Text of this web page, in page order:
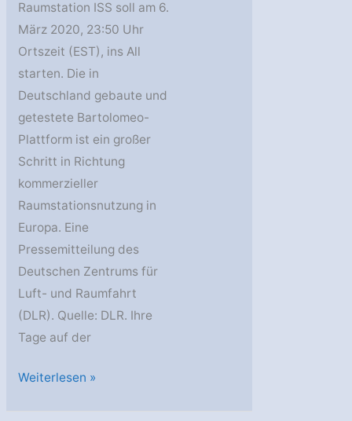
Raumstation ISS soll am 6.
März 2020, 23:50 Uhr
Ortszeit (EST), ins All
starten. Die in
Deutschland gebaute und
getestete Bartolomeo-
Plattform ist ein großer
Schritt in Richtung
kommerzieller
Raumstationsnutzung in
Europa. Eine
Pressemitteilung des
Deutschen Zentrums für
Luft- und Raumfahrt
(DLR). Quelle: DLR. Ihre
Tage auf der
Außenplattform
Weiterlesen »